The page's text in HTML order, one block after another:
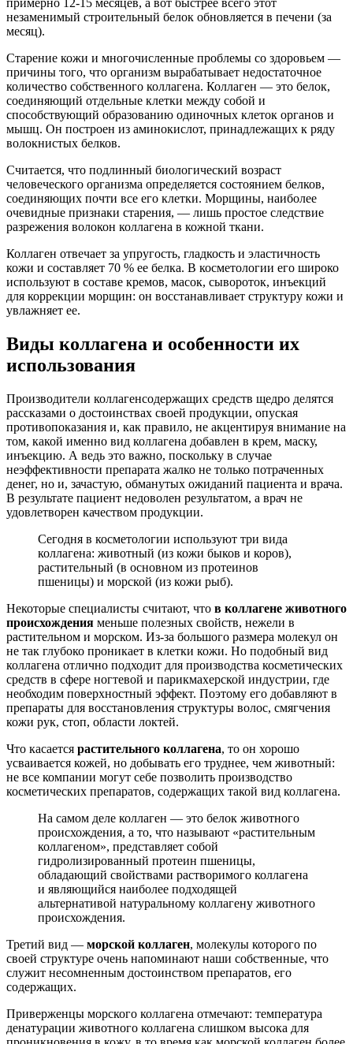
незаменимый строительный белок обновляется в печени (за
месяц).
Старение кожи и многочисленные проблемы со здоровьем —
причины того, что организм вырабатывает недостаточное
количество собственного коллагена. Коллаген — это белок,
соединяющий отдельные клетки между собой и
способствующий образованию одиночных клеток органов и
мышц. Он построен из аминокислот, принадлежащих к ряду
волокнистых белков.
Считается, что подлинный биологический возраст
человеческого организма определяется состоянием белков,
соединяющих почти все его клетки. Морщины, наиболее
очевидные признаки старения, — лишь простое следствие
разрежения волокон коллагена в кожной ткани.
Коллаген отвечает за упругость, гладкость и эластичность
кожи и составляет 70 % ее белка. В косметологии его широко
используют в составе кремов, масок, сывороток, инъекций
для коррекции морщин: он восстанавливает структуру кожи и
увлажняет ее.
Виды коллагена и особенности их
использования
Производители коллагенсодержащих средств щедро делятся
рассказами о достоинствах своей продукции, опуская
противопоказания и, как правило, не акцентируя внимание на
том, какой именно вид коллагена добавлен в крем, маску,
инъекцию. А ведь это важно, поскольку в случае
неэффективности препарата жалко не только потраченных
денег, но и, зачастую, обманутых ожиданий пациента и врача.
В результате пациент недоволен результатом, а врач не
удовлетворен качеством продукции.
Сегодня в косметологии используют три вида
коллагена: животный (из кожи быков и коров),
растительный (в основном из протеинов
пшеницы) и морской (из кожи рыб).
Некоторые специалисты считают, что в коллагене животного
происхождения меньше полезных свойств, нежели в
растительном и морском. Из-за большого размера молекул он
не так глубоко проникает в клетки кожи. Но подобный вид
коллагена отлично подходит для производства косметических
средств в сфере ногтевой и парикмахерской индустрии, где
необходим поверхностный эффект. Поэтому его добавляют в
препараты для восстановления структуры волос, смягчения
кожи рук, стоп, области локтей.
Что касается растительного коллагена, то он хорошо
усваивается кожей, но добывать его труднее, чем животный:
не все компании могут себе позволить производство
косметических препаратов, содержащих такой вид коллагена.
На самом деле коллаген — это белок животного
происхождения, а то, что называют «растительным
коллагеном», представляет собой
гидролизированный протеин пшеницы,
обладающий свойствами растворимого коллагена
и являющийся наиболее подходящей
альтернативой натуральному коллагену животного
происхождения.
Третий вид — морской коллаген, молекулы которого по
своей структуре очень напоминают наши собственные, что
служит несомненным достоинством препаратов, его
содержащих.
Приверженцы морского коллагена отмечают: температура
денатурации животного коллагена слишком высока для